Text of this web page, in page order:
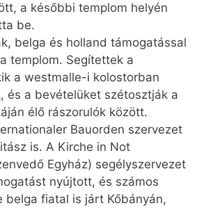
a későbbi templom helyén
be.
belga és holland támogatással
templom. Segítettek a
a westmalle-i kolostorban
és a bevételüket szétosztják a
élő rászorulók között.
Bauor­den szervezet
is. A Kirche in Not
Egyház) segélyszervezet
nyújtott, és számos
belga fiatal is járt Kőbányán,